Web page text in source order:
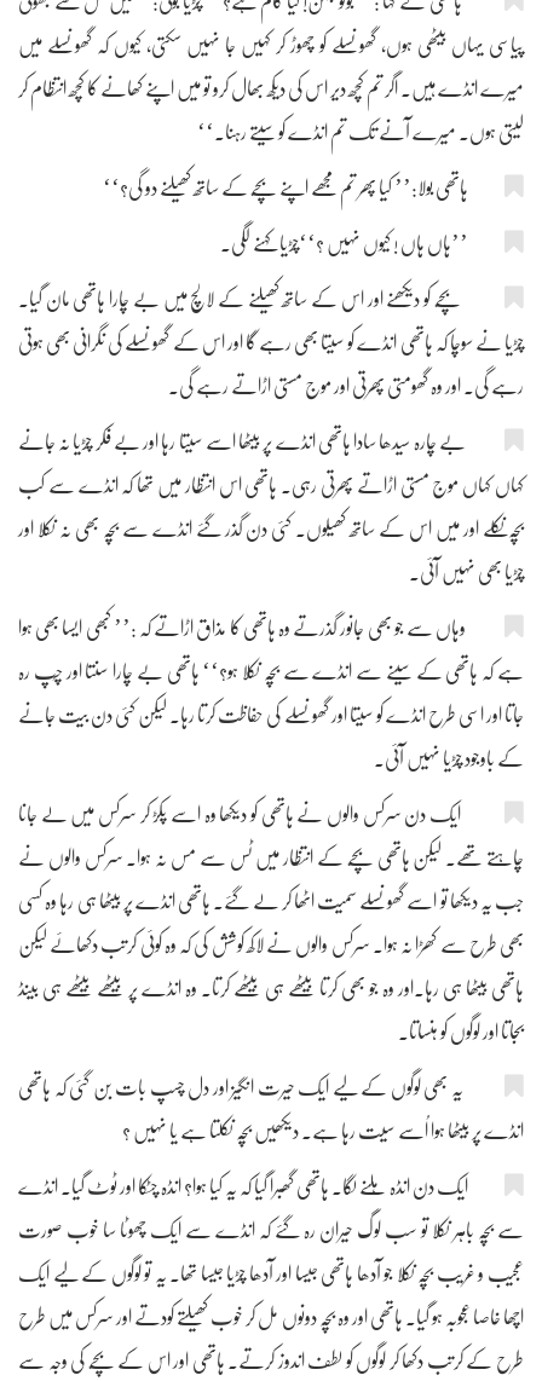
پیاسی یہاں بیٹھی ہوں، گھونسلے کو چھوڑ کر کہیں جا نہیں سکتی، کیوں کہ گھونسلے میں
میرے انڈے ہیں۔ اگر تم کچھ دیر اس کی دیکھ بھال کرو تو میں اپنے کھانے کا کچھ انتظام کر
لیتی ہوں۔ میرے آنے تک تم انڈے کو سیتے رہنا۔‘‘
ہاتھی بولا:’’ کیا پھر تم مجھے اپنے بچّے کے ساتھ کھیلنے دو گی؟‘‘
’’ہاں ہاں ! کیوں نہیں ؟‘‘چڑیا کہنے لگی۔
بچّے کو دیکھنے اور اس کے ساتھ کھیلنے کے لالچ میں بے چارا ہاتھی مان گیا۔
چڑیا نے سوچا کہ ہاتھی انڈے کو سیتا بھی رہے گا اور اس کے گھونسلے کی نگرانی بھی ہوتی
رہے گی۔ اور وہ گھومتی پھرتی اور موج مستی اڑاتے رہے گی۔
بے چارہ سیدھا سادا ہاتھی انڈے پر بیٹھا اسے سیتا رہا اور بے فکر چڑیا نہ جانے
کہاں کہاں موج مستی اڑاتے پھرتی رہی۔ ہاتھی اس انتظار میں تھا کہ انڈے سے کب
بچّہ نکلے اور میں اس کے ساتھ کھیلوں۔ کئی دن گذر گئے انڈے سے بچّہ بھی نہ نکلا اور
چڑیا بھی نہیں آئی۔
وہاں سے جو بھی جانور گذرتے وہ ہاتھی کا مذاق اڑاتے کہ :’’ کبھی ایسا بھی ہوا
ہے کہ ہاتھی کے سینے سے انڈے سے بچّہ نکلا ہو؟‘‘ ہاتھی بے چارا سنتا اور چُپ رہ
جاتا اور اسی طرح انڈے کو سیتا اور گھونسلے کی حفاظت کرتا رہا۔ لیکن کئی دن بیت جانے
کے باوجود چڑیا نہیں آئی۔
ایک دن سرکس والوں نے ہاتھی کو دیکھا وہ اسے پکڑ کر سرکس میں لے جانا
چاہتے تھے۔ لیکن ہاتھی بچّے کے انتظار میں ٹس سے مس نہ ہوا۔ سرکس والوں نے
جب یہ دیکھا تو اسے گھونسلے سمیت اٹھا کر لے گئے۔ ہاتھی انڈے پر بیٹھا ہی رہا وہ کسی
بھی طرح سے کھڑا نہ ہوا۔ سرکس والوں نے لاکھ کوشش کی کہ وہ کوئی کرتب دکھائے لیکن
ہاتھی بیٹھا ہی رہا۔اور وہ جو بھی کرتا بیٹھے ہی بیٹھے کرتا۔ وہ انڈے پر بیٹھے بیٹھے ہی بینڈ
بجاتا اور لوگوں کو ہنساتا۔
یہ بھی لوگوں کے لیے ایک حیرت انگیز اور دل چسپ بات بن گئی کہ ہاتھی
انڈے پر بیٹھا ہوا اُسے سیت رہا ہے۔ دیکھیں بچّہ نکلتا ہے یا نہیں ؟
ایک دن انڈہ ہِلنے لگا۔ ہاتھی گھبرا گیا کہ یہ کیا ہوا؟ انڈہ چٹکا اور ٹوٹ گیا۔ انڈے
سے بچّہ باہر نکلا تو سب لوگ حیران رہ گئے کہ انڈے سے ایک چھوٹا سا خوب صورت
عجیب و غریب بچّہ نکلا جو آدھا ہاتھی جیسا اور آدھا چڑیا جیسا تھا۔ یہ تو لوگوں کے لیے ایک
اچھا خاصا عجوبہ ہو گیا۔ ہاتھی اور وہ بچّہ دونوں مل کر خوب کھیلتے کودتے اور سرکس میں طرح
طرح کے کرتب دکھا کر لوگوں کو لطف اندوز کرتے۔ ہاتھی اور اس کے بچّے کی وجہ سے